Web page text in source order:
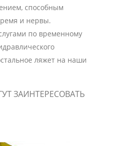
способным
и нервы.
по временному
ляжет на наши
ЗАИНТЕРЕСОВАТЬ